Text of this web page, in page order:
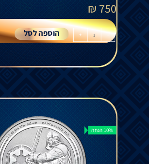
750
₪
-
+ הוספה לסל
10% הנחה